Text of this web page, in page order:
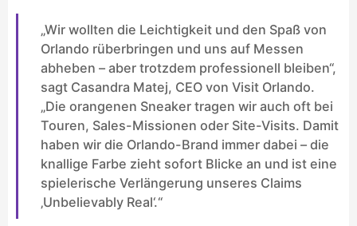
„Wir wollten die Leichtigkeit und den Spaß von
Orlando rüberbringen und uns auf Messen
abheben – aber trotzdem professionell bleiben“,
sagt Casandra Matej, CEO von Visit Orlando.
„Die orangenen Sneaker tragen wir auch oft bei
Touren, Sales-Missionen oder Site-Visits. Damit
haben wir die Orlando-Brand immer dabei – die
knallige Farbe zieht sofort Blicke an und ist eine
spielerische Verlängerung unseres Claims
‚Unbelievably Real‘.“